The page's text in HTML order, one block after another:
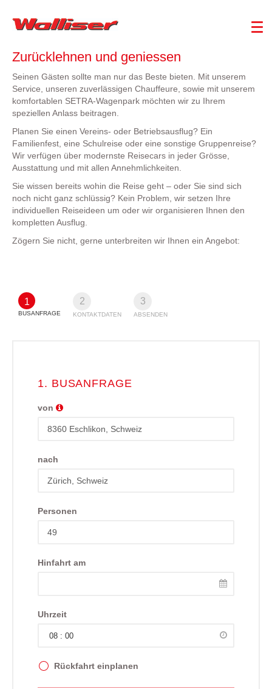
Zurücklehnen und geniessen
Seinen Gästen sollte man nur das Beste bieten. Mit unserem
Service, unseren zuverlässigen Chauffeure, sowie mit unserem
komfortablen SETRA-Wagenpark möchten wir zu Ihrem
speziellen Anlass beitragen.
Planen Sie einen Vereins- oder Betriebsausflug? Ein
Familienfest, eine Schulreise oder eine sonstige Gruppenreise?
Wir verfügen über modernste Reisecars in jeder Grösse,
Ausstattung und mit allen Annehmlichkeiten.
Sie wissen bereits wohin die Reise geht – oder Sie sind sich
noch nicht ganz schlüssig? Kein Problem, wir setzen Ihre
individuellen Reiseideen um oder wir organisieren Ihnen den
kompletten Ausflug.
Zögern Sie nicht, gerne unterbreiten wir Ihnen ein Angebot:
1
BUSANFRAGE
2
KONTAKTDATEN
3
ABSENDEN
1. BUSANFRAGE
von
nach
Personen
Hinfahrt am
Uhrzeit
Rückfahrt einplanen